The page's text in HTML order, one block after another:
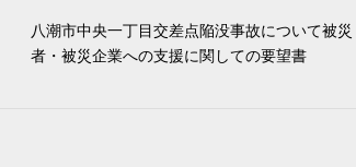
八潮市中央一丁目交差点陥没事故について被災
者・被災企業への支援に関しての要望書